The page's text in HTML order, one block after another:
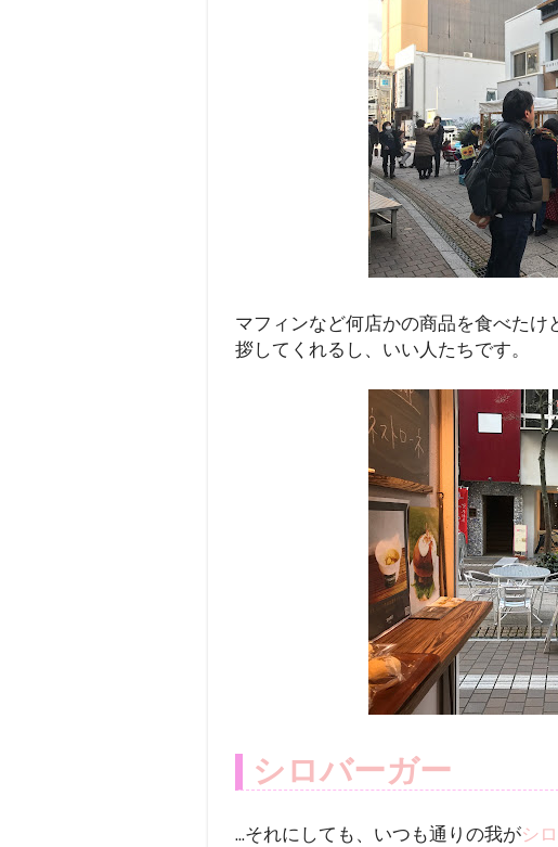
マフィンなど何店かの商品を食べた
拶してくれるし、いい人たちです。
シロバーガー
...それにしても、いつも通りの我がシ